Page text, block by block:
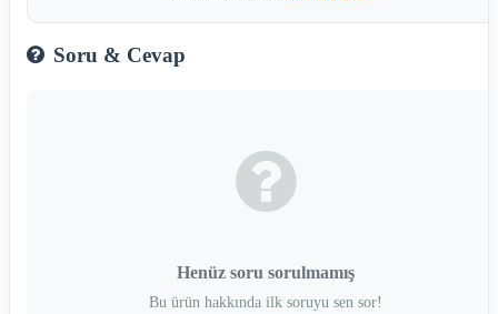
Soru & Cevap
Henüz soru sorulmamış
Bu ürün hakkında ilk soruyu sen sor!